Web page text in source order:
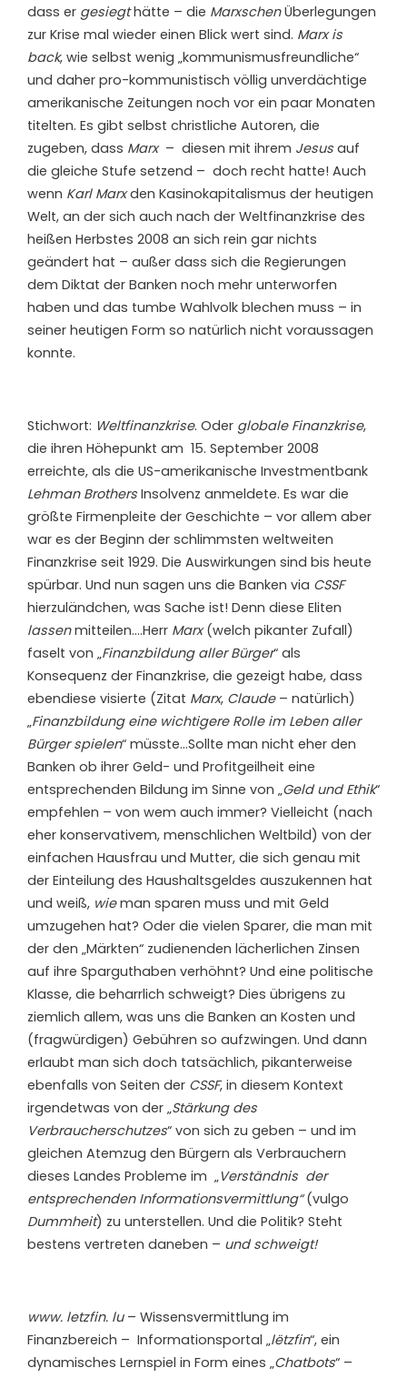
dass er gesiegthätte – die MarxschenÜberlegungen
zur Krise mal wieder einen Blick wert sind. Marx is
back, wie selbst wenig „kommunismusfreundliche“
und daher pro-kommunistisch völlig unverdächtige
amerikanische Zeitungen noch vor ein paar Monaten
titelten. Es gibt selbst christliche Autoren, die
zugeben, dass Marx– diesen mit ihrem Jesus auf
die gleiche Stufe setzend – doch recht hatte! Auch
wenn Karl Marxden Kasinokapitalismus der heutigen
Welt, an der sich auch nach der Weltfinanzkrise des
heißen Herbstes 2008 an sich rein gar nichts
geändert hat – außer dass sich die Regierungen
dem Diktat der Banken noch mehr unterworfen
haben und das tumbe Wahlvolk blechen muss – in
seiner heutigen Form so natürlich nicht voraussagen
konnte.
Stichwort: Weltfinanzkrise. Oder globale Finanzkrise,
die ihren Höhepunkt am 15. September 2008
erreichte, als die US-amerikanische Investmentbank
Lehman Brothers Insolvenz anmeldete. Es war die
größte Firmenpleite der Geschichte – vor allem aber
war es der Beginn der schlimmsten weltweiten
Finanzkrise seit 1929. Die Auswirkungen sind bis heute
spürbar. Und nun sagen uns die Banken via CSSF
hierzuländchen, was Sache ist! Denn diese Eliten
lassenmitteilen….Herr Marx(welch pikanter Zufall)
faselt von „Finanzbildung aller Bürger“ als
Konsequenz der Finanzkrise, die gezeigt habe, dass
ebendiese visierte (Zitat Marx, Claude – natürlich)
„Finanzbildung eine wichtigere Rolle im Leben aller
Bürger spielen“ müsste…Sollte man nicht eher den
Banken ob ihrer Geld- und Profitgeilheit eine
entsprechenden Bildung im Sinne von „Geld und Ethik“
empfehlen – von wem auch immer? Vielleicht (nach
eher konservativem, menschlichen Weltbild) von der
einfachen Hausfrau und Mutter, die sich genau mit
der Einteilung des Haushaltsgeldes auszukennen hat
und weiß, wieman sparen muss und mit Geld
umzugehen hat? Oder die vielen Sparer, die man mit
der den „Märkten“ zudienenden lächerlichen Zinsen
auf ihre Sparguthaben verhöhnt? Und eine politische
Klasse, die beharrlich schweigt? Dies übrigens zu
ziemlich allem, was uns die Banken an Kosten und
(fragwürdigen) Gebühren so aufzwingen. Und dann
erlaubt man sich doch tatsächlich, pikanterweise
ebenfalls von Seiten der CSSF, in diesem Kontext
irgendetwas von der „Stärkung des
Verbraucherschutzes“ von sich zu geben – und im
gleichen Atemzug den Bürgern als Verbrauchern
dieses Landes Probleme im „Verständnis der
entsprechenden Informationsvermittlung“(vulgo
Dummheit) zu unterstellen. Und die Politik? Steht
bestens vertreten daneben – und schweigt!
www. letzfin. lu– Wissensvermittlung im
Finanzbereich – Informationsportal „lëtzfin“, ein
dynamisches Lernspiel in Form eines „Chatbots“ –